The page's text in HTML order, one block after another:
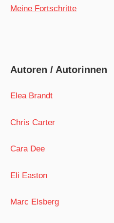
Meine Fortschritte
Autoren / Autorinnen
Elea Brandt
Chris Carter
Cara Dee
Eli Easton
Marc Elsberg